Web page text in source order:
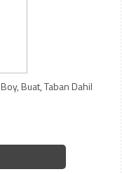
Buat, Taban Dahil